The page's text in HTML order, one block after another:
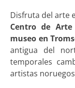
Disfruta del arte
Centro de
museo en
antigua del
temporales
artistas